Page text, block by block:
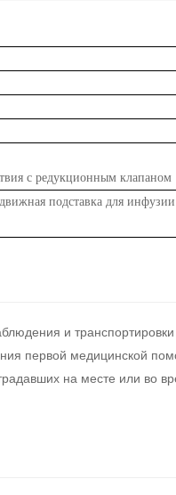
с редукционным клапаном
подставка для
и транспортировки
первой медицинской
на месте или во